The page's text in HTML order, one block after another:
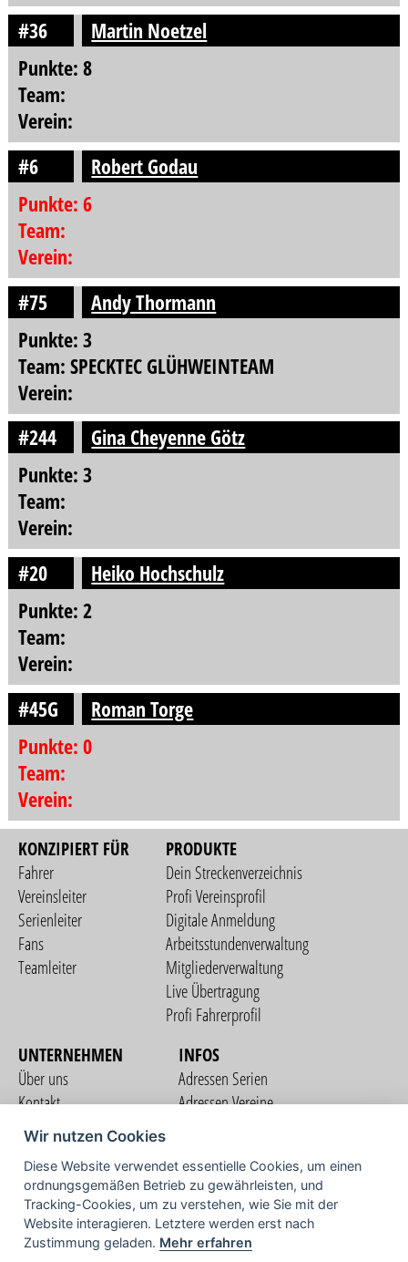
#36
Martin Noetzel
Punkte: 8
Team:
Verein:
#6
Robert Godau
Punkte: 6
Team:
Verein:
#75
Andy Thormann
Punkte: 3
Team: SPECKTEC GLÜHWEINTEAM
Verein:
#244
Gina Cheyenne Götz
Punkte: 3
Team:
Verein:
#20
Heiko Hochschulz
Punkte: 2
Team:
Verein:
#45G
Roman Torge
Punkte: 0
Team:
Verein:
KONZIPIERT FÜR
Fahrer
Vereinsleiter
Serienleiter
Fans
Teamleiter
PRODUKTE
Dein Streckenverzeichnis
Profi Vereinsprofil
Digitale Anmeldung
Arbeitsstundenverwaltung
Mitgliederverwaltung
Live Übertragung
Profi Fahrerprofil
UNTERNEHMEN
Über uns
Kontakt
Nutzungsbedingungen
Datenschutzerklärung
Impressum
INFOS
Adressen Serien
Adressen Vereine
COMMUNITY
Wir nutzen Cookies
Diese Website verwendet essentielle Cookies, um einen
ordnungsgemäßen Betrieb zu gewährleisten, und
Tracking-Cookies, um zu verstehen, wie Sie mit der
Website interagieren. Letztere werden erst nach
Zustimmung geladen. Mehr erfahren